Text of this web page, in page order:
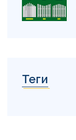
Теги